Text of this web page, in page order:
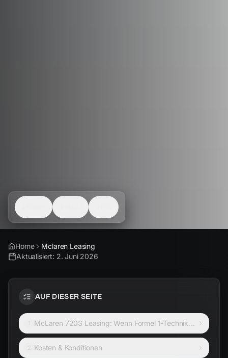
Home
Mclaren Leasing
Aktualisiert: 2. Juni 2026
AUF DIESER SEITE
McLaren 720S Leasing: Wenn Formel 1-Technik
auf die Straße trifft
Kosten & Konditionen